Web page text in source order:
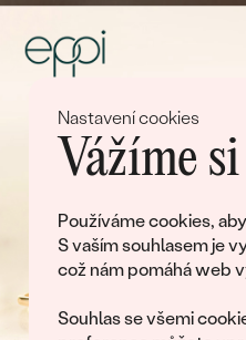
Nastavení cookies
Vážíme
Používáme cookies,
S vaším souhlasem je
což nám pomáhá web
Souhlas se všemi